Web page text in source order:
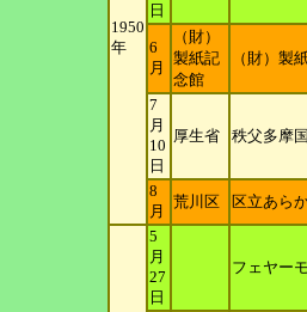
1950
年
日
6
月
（財）
製紙記
念館
（財）製
7
月
10
日
厚生省 秩父多摩
8
月
荒川区 区立あら
5
月
27
日
フェヤー